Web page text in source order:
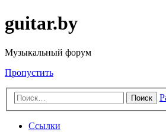
guitar.by
Музыкальный форум
Пропустить
Поиск
Ссылки